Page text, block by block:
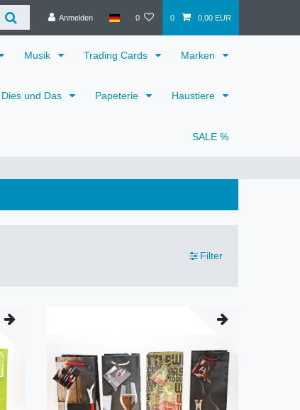
Anmelden 0 0 0,00 EUR
Musik Trading Cards Marken
Dies und Das Papeterie Haustiere
SALE %
Filter